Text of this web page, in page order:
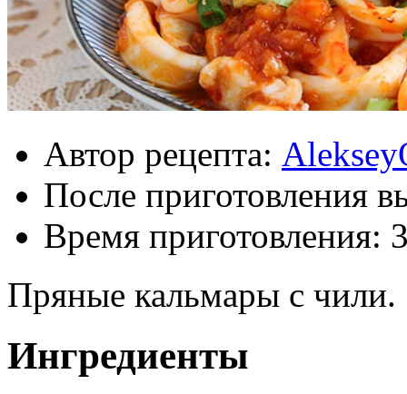
Автор рецепта:
После приготовления
Время приготовления:
Пряные кальмары с чили.
Ингредиенты